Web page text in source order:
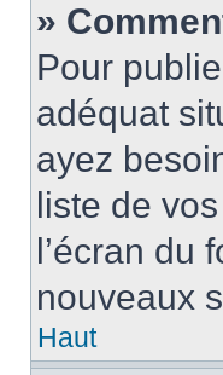
»
Pour
adéquat
ayez
liste de
l’écran du
nouveaux
Haut